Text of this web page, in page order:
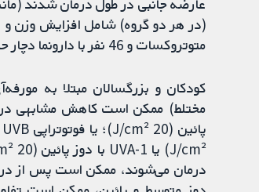
عارضه جانبی در طول درمان شدند
متوتروکسات و 46 نفر با دارونما دچار حداقل یک عارضه جانبی شوند.
کودکان و بزرگسالان مبتلا به